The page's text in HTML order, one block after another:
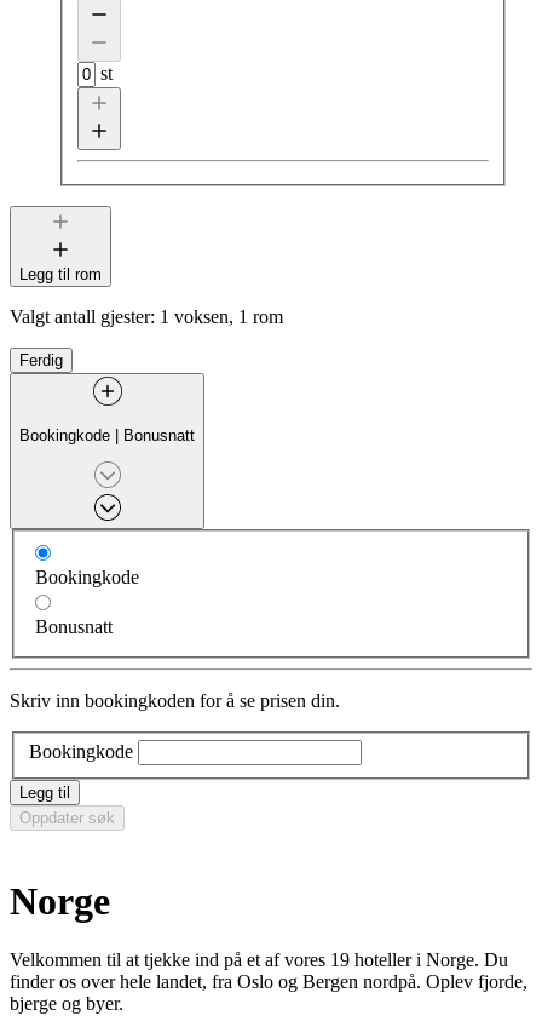
st
Legg til rom
Valgt antall gjester: 1 voksen, 1 rom
Ferdig
Bookingkode | Bonusnatt
Bookingkode
Bonusnatt
Skriv inn bookingkoden for å se prisen din.
Bookingkode
Legg til
Oppdater søk
Norge
Velkommen til at tjekke ind på et af vores 19 hoteller i Norge. Du
finder os over hele landet, fra Oslo og Bergen nordpå. Oplev fjorde,
bjerge og byer.